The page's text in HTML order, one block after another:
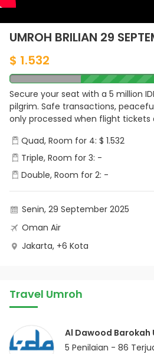
UMROH BRILIAN 29
$ 1.532
Secure your seat with a 5 million
pilgrim. Safe transactions,
only processed when flight tickets
Quad, Room for 4: $ 1.532
Triple, Room for 3: -
Double, Room for 2: -
Senin, 29 September 2025
Oman Air
Jakarta, +6 Kota
Travel Umroh
Al Dawood Barokah
5 Penilaian - 86